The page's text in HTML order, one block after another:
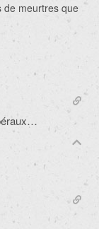
de meurtres que